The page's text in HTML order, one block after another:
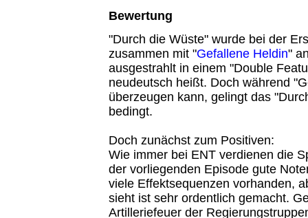
Bewertung
"Durch die Wüste" wurde bei der
zusammen mit "Gefallene Heldin"
ausgestrahlt in einem "Double
neudeutsch heißt. Doch während
überzeugen kann, gelingt das
bedingt.
Doch zunächst zum Positiven:
Wie immer bei ENT verdienen die
der vorliegenden Episode gute
viele Effektsequenzen vorhanden,
sieht ist sehr ordentlich gemacht.
Artilleriefeuer der